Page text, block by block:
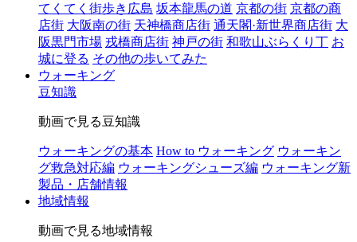
てくてく街歩き広島 坂本龍馬の道 京都の街 京都の商
店街 大阪南の街 天神橋商店街 通天閣·新世界商店街 大
阪黒門市場 戎橋商店街 神戸の街 和歌山ぶらくり丁 お
城に登る その他の歩いてみた
ウォーキング
豆知識
動画で見る豆知識
ウォーキングの基本 How to ウォーキング ウォーキン
グ救急対応編 ウォーキングシューズ編 ウォーキング新
製品・店舗情報
地域情報
動画で見る地域情報